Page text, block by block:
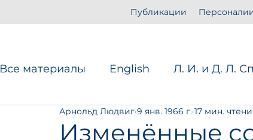
Публикации
Все материалы English Л. И. и Д. Л.
С. Криппнер У. Джеймс Клин.
Изменённые
Арнольд Людвиг 9 янв. 1966 г. 17 мин.